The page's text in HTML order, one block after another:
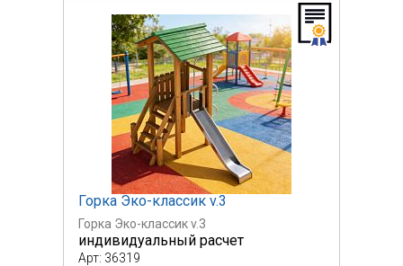
Горка Эко-классик v.3
Горка Эко-классик v.3
индивидуальный расчет
Арт: 36319